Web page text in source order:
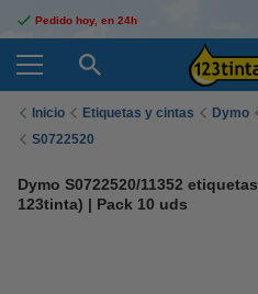
Pedido hoy, en 24h
Inicio Etiquetas y cintas Dymo
S0722520
Dymo S0722520/11352
123tinta) | Pack 10 uds